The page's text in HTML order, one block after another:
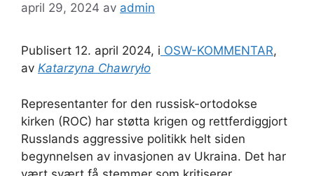
april 29, 2024 av admin
Publisert 12. april 2024, i OSW-KOMMENTAR,
av Katarzyna Chawryło
Representanter for den russisk-ortodokse
kirken (ROC) har støtta krigen og rettferdiggjort
Russlands aggressive politikk helt siden
begynnelsen av invasjonen av Ukraina. Det har